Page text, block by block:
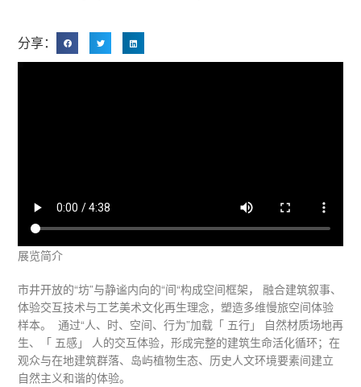
展览简介
市井开放的“坊”与静谧内向的“间“构成空间框架， 融合建筑叙事、
体验交互技术与工艺美术文化再生理念，塑造多维慢旅空间体验
样本。 通过“人、时、空间、行为”加载「 五行」 自然材质场地再
生、「 五感」 人的交互体验，形成完整的建筑生命活化循环；在
观众与在地建筑群落、岛屿植物生态、历史人文环境要素间建立
自然主义和谐的体验。
分享：